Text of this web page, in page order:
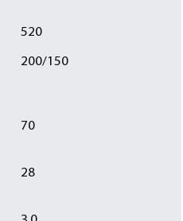
520
200/150
70
28